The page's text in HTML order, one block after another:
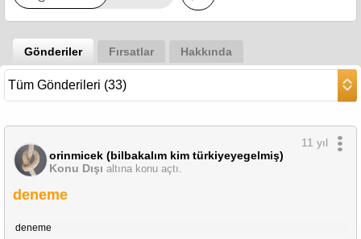
Gönderiler Fırsatlar Hakkında
orinmicek (bilbakalım kim türkiyeyegelmiş)
Konu Dışı altına konu açtı.
11 yıl
deneme
deneme